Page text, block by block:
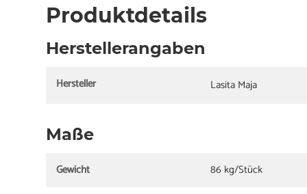
Produktdetails
Herstellerangaben
Hersteller Lasita Maja
Maße
Gewicht 86 kg/Stück